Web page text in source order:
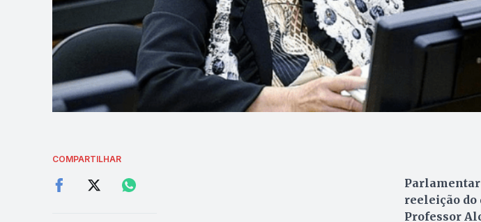
COMPARTILHAR
Parlamentar
reeleição do
Professor